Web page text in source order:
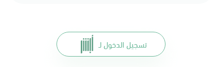
تسجيل الدخول لـ